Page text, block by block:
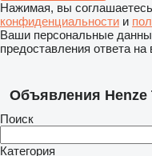
Нажимая, вы
конфиденциальности и
Ваши персональные
предоставления ответа на
Объявления Henze
Поиск
Категория